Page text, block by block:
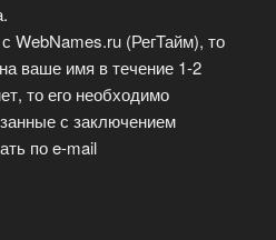
WebNames.ru (РегТайм), то
ваше имя в течение 1-2
то его необходимо
с заключением
по e-mail